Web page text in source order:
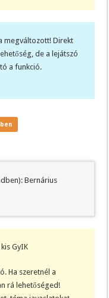
megváltozott! Direkt
de a lejátszó
a funkció.
Bernárius
GyIK
Ha szeretnél a
rá lehetőséged!